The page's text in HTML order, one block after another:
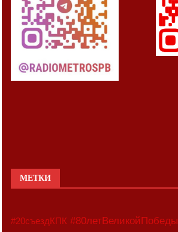
МЕТКИ
#20съездКПК #80летВеликойПобеды